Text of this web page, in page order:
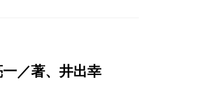
／著、井出幸